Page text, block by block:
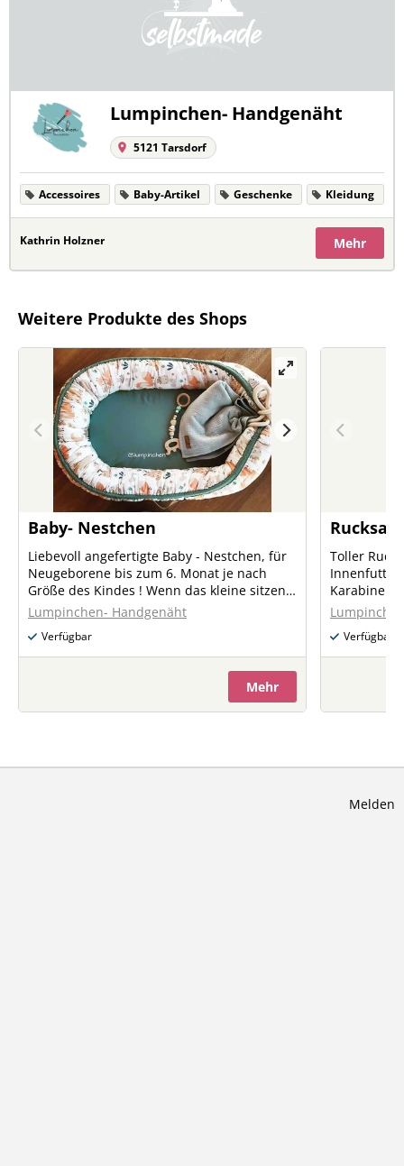
Lumpinchen- Handgenäht
5121 Tarsdorf
Accessoires Baby-Artikel Geschenke Kleidung
Kathrin Holzner Mehr
Weitere Produkte des Shops
Baby- Nestchen
Liebevoll angefertigte Baby - Nestchen, für
Neugeborene bis zum 6. Monat je nach
Größe des Kindes ! Wenn das kleine sitzen
kann, die Kordel öffnen und man hat eine
kleine Spielbucht mit wattierter
Sitzunterlage und seitlichen Sitzring!
Babynestchen besteht aus: Babynestchen
100% Baumwolle Babynestchen und
Lumpinchen- Handgenäht
Verfügbar
Mehr
Toller
Karabiner
und Stifttasche Auf Anfrage
gerne
Vorstellung
Verfügbar
Melden